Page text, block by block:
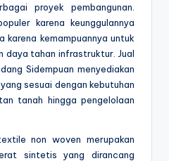
proyek pembangunan.
karena keunggulannya
kemampuannya untuk
daya tahan infrastruktur. Jual
Sidempuan menyediakan
sesuai dengan kebutuhan
tanah hingga pengelolaan
non woven merupakan
sintetis yang dirancang